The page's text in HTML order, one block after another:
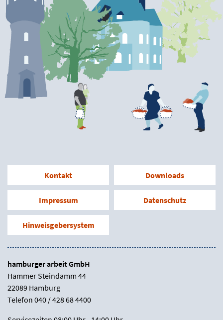
Kontakt Downloads
Impressum Datenschutz
Hinweisgebersystem
hamburger arbeit GmbH
Hammer Steindamm 44
22089 Hamburg
Telefon 040 / 428 68 4400